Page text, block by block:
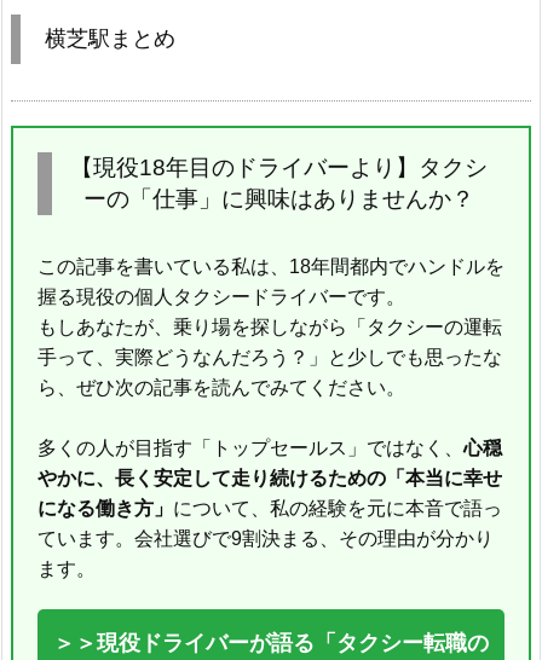
横芝駅まとめ
【現役18年目のドライバーより】タクシ
ーの「仕事」に興味はありませんか？
この記事を書いている私は、18年間都内でハンドルを
握る現役の個人タクシードライバーです。
もしあなたが、乗り場を探しながら「タクシーの運転
手って、実際どうなんだろう？」と少しでも思ったな
ら、ぜひ次の記事を読んでみてください。
多くの人が目指す「トップセールス」ではなく、心穏
やかに、長く安定して走り続けるための「本当に幸せ
になる働き方」 について、私の経験を元に本音で語っ
ています。会社選びで9割決まる、その理由が分かり
ます。
＞＞現役ドライバーが語る「タクシー転職の